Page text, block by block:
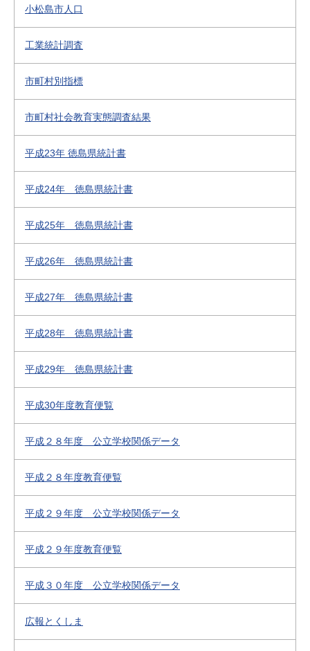
小松島市人口
工業統計調査
市町村別指標
市町村社会教育実態調査結果
平成23年 徳島県統計書
平成24年 徳島県統計書
平成25年 徳島県統計書
平成26年 徳島県統計書
平成27年 徳島県統計書
平成28年 徳島県統計書
平成29年 徳島県統計書
平成30年度教育便覧
平成２８年度 公立学校関係データ
平成２８年度教育便覧
平成２９年度 公立学校関係データ
平成２９年度教育便覧
平成３０年度 公立学校関係データ
広報とくしま